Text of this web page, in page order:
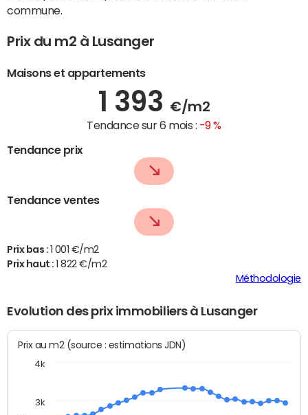
commune.
Prix du m2 à Lusanger
Maisons et appartements
1 393 €/m2
Tendance sur 6 mois : -9 %
Tendance prix
Tendance ventes
Prix bas :
1 001 €/m2
Prix haut :
1 822 €/m2
Méthodologie
Evolution des prix immobiliers à Lusanger
Prix au m2 (source : estimations JDN)
3k
4k